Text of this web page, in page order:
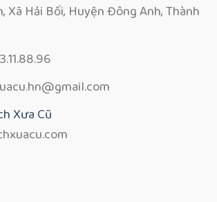
Xã Hải Bối, Huyện Đông Anh, Thành
Xưa Cũ